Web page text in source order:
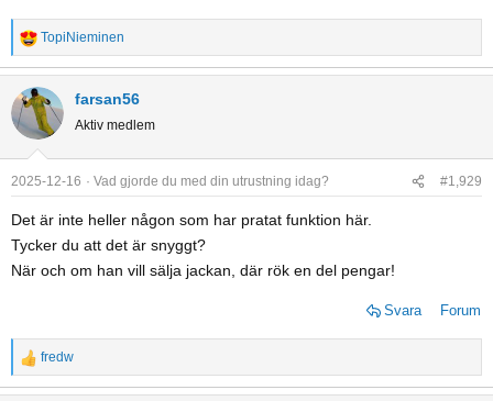
R
e
a
c
t
i
o
n
s
:
TopiNieminen
farsan56
Aktiv medlem
2025-12-16 Vad gjorde du med din utrustning idag? #1,929
Det är inte heller någon som har pratat funktion här.
Tycker du att det är snyggt?
När och om han vill sälja jackan, där rök en del pengar!
Svara Forum
R
e
fredw